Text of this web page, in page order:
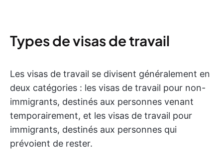
Types de visas de travail
Les visas de travail se divisent généralement en
deux catégories : les visas de travail pour non-
immigrants, destinés aux personnes venant
temporairement, et les visas de travail pour
immigrants, destinés aux personnes qui
prévoient de rester.